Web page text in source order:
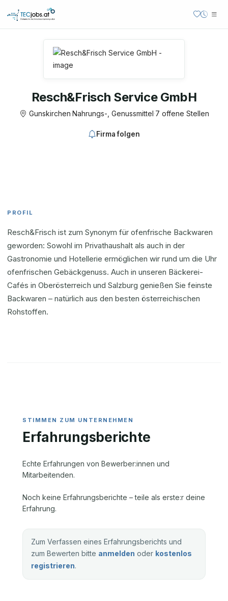
Resch&Frisch Service GmbH
Gunskirchen·Nahrungs-, Genussmittel·7 offene Stellen
Firma folgen
PROFIL
Resch&Frisch ist zum Synonym für ofenfrische Backwaren
geworden: Sowohl im Privathaushalt als auch in der
Gastronomie und Hotellerie ermöglichen wir rund um die Uhr
ofenfrischen Gebäckgenuss. Auch in unseren Bäckerei-
Cafés in Oberösterreich und Salzburg genießen Sie feinste
Backwaren – natürlich aus den besten österreichischen
Rohstoffen.
Erfahrungsberichte
Echte Erfahrungen von Bewerber:innen und
Mitarbeitenden.
Noch keine Erfahrungsberichte – teile als erste:r deine
Erfahrung.
Zum Verfassen eines Erfahrungsberichts und
zum Bewerten bitte anmelden oder kostenlos
registrieren.